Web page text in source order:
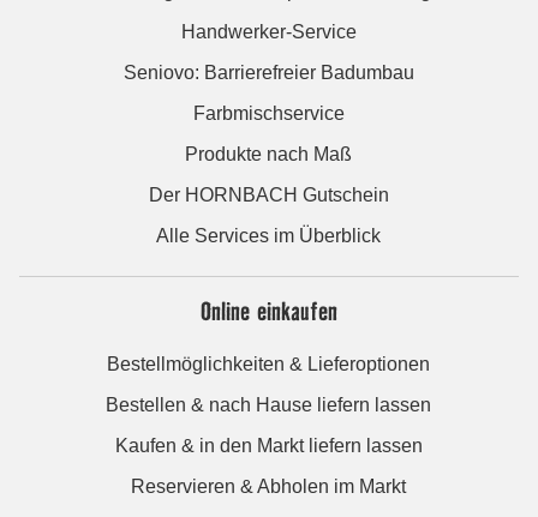
Handwerker-Service
Seniovo: Barrierefreier Badumbau
Farbmischservice
Produkte nach Maß
Der HORNBACH Gutschein
Alle Services im Überblick
Online einkaufen
Bestellmöglichkeiten & Lieferoptionen
Bestellen & nach Hause liefern lassen
Kaufen & in den Markt liefern lassen
Reservieren & Abholen im Markt